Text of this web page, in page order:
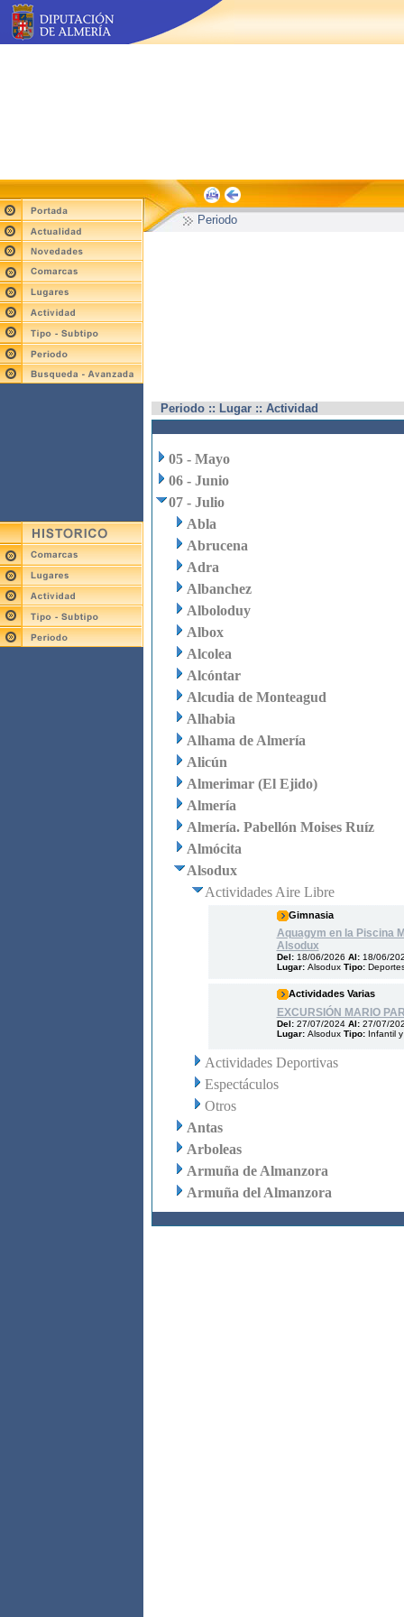
Periodo
Periodo :: Lugar :: Actividad
05 - Mayo
06 - Junio
07 - Julio
Abla
Abrucena
Adra
Albanchez
Alboloduy
Albox
Alcolea
Alcóntar
Alcudia de Monteagud
Alhabia
Alhama de Almería
Alicún
Almerimar (El Ejido)
Almería
Almería. Pabellón Moises Ruíz
Almócita
Alsodux
Actividades Aire Libre
Gimnasia
Aquagym en la Piscina
Alsodux
Del: 18/06/2026 Al: 18/06/
Lugar: AlsoduxTipo:
Actividades Varias
EXCURSIÓN MARIO
Del: 27/07/2024 Al: 27/07/
Lugar: AlsoduxTipo: Infantil
Actividades Deportivas
Espectáculos
Otros
Antas
Arboleas
Armuña de Almanzora
Armuña del Almanzora